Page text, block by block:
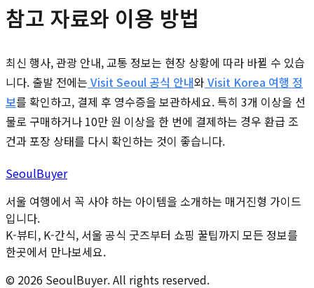
참고 자료와 이용 방법
최신 행사, 관광 안내, 교통 정보는 현장 상황에 따라 바뀔 수 있습
니다. 출발 전에는 Visit Seoul 공식 안내와 Visit Korea 여행 정
보를 확인하고, 결제 후 영수증을 보관하세요. 특히 3개 이상을 선
물로 구매하거나 10만 원 이상을 한 번에 결제하는 경우 환급 조
건과 포장 상태를 다시 확인하는 것이 좋습니다.
SeoulBuyer
서울 여행에서 꼭 사야 하는 아이템을 소개하는 매거진형 가이드
입니다.
K-뷰티, K-간식, 서울 공식 굿즈부터 쇼핑 꿀팁까지 모든 정보를
한곳에서 만나보세요.
© 2026 SeoulBuyer. All rights reserved.